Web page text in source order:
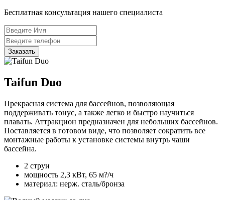
Бесплатная консультация нашего специалиста
Заказать
Taifun Duo
Прекрасная система для бассейнов, позволяющая
поддерживать тонус, а также легко и быстро научиться
плавать. Аттракцион предназначен для небольших бассейнов.
Поставляется в готовом виде, что позволяет сократить все
монтажные работы к установке системы внутрь чаши
бассейна.
2 струи
мощность 2,3 кВт, 65 м?/ч
материал: нерж. сталь/бронза